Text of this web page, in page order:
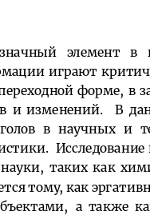
элемент в
в научных и